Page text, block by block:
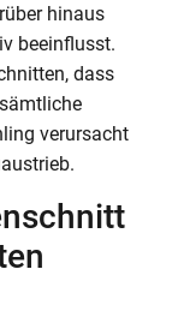
hinaus
beeinflusst.
dass
verursacht